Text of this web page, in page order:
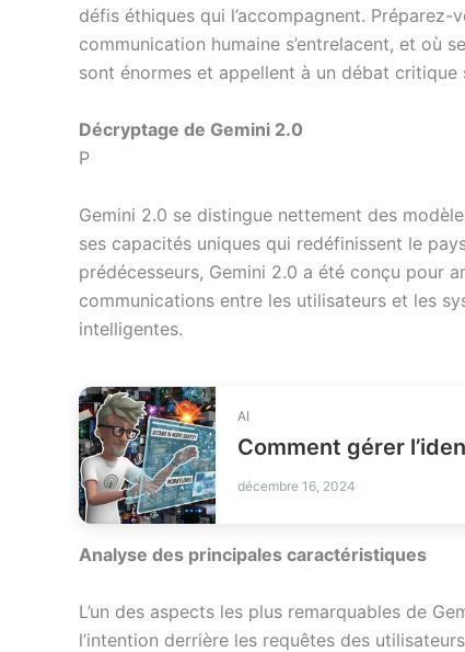
défis éthiques qui l’accompagnent.
communication humaine s’entrelacent, et où
sont énormes et appellent à un débat critique
Décryptage de Gemini 2.0
P
Gemini 2.0 se distingue nettement des
ses capacités uniques qui redéfinissent le
prédécesseurs, Gemini 2.0 a été conçu pour
communications entre les utilisateurs et les
intelligentes.
AI
décembre 16, 2024
Analyse des principales caractéristiques
L’un des aspects les plus remarquables de
l’intention derrière les requêtes des